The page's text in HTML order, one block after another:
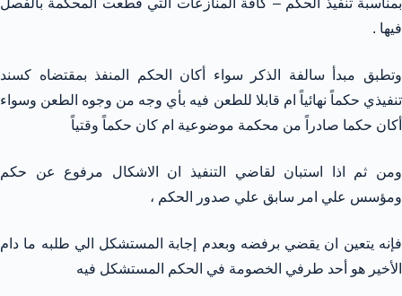
بمناسبة تنفيذ الحكم – كافة المنازعات التي قطعت المحكمة بالفصل
فيها .
وتطبق مبدأ سالفة الذكر سواء أكان الحكم المنفذ بمقتضاه كسند
تنفيذي حكماً نهائياً ام قابلا للطعن فيه بأي وجه من وجوه الطعن وسواء
أكان حكما صادراً من محكمة موضوعية ام كان حكماً وقتياً
ومن ثم اذا استبان لقاضي التنفيذ ان الاشكال مرفوع عن حكم
ومؤسس علي امر سابق علي صدور الحكم ،
فإنه يتعين ان يقضي برفضه وبعدم إجابة المستشكل الي طلبه ما دام
الأخير هو أحد طرفي الخصومة في الحكم المستشكل فيه